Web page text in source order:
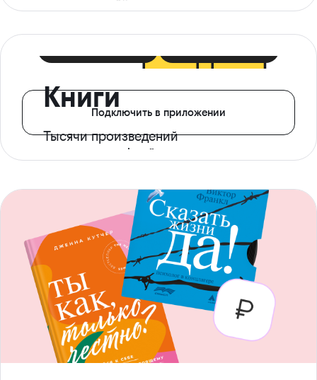
ограничений*
Книги
Тысячи произведений
с доступом офлайн
Подключить в приложении